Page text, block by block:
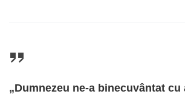
„Dumnezeu ne-a binecuvântat cu